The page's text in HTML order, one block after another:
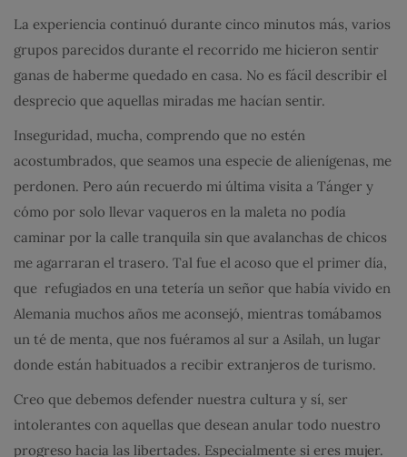
La experiencia continuó durante cinco minutos más, varios
grupos parecidos durante el recorrido me hicieron sentir
ganas de haberme quedado en casa. No es fácil describir el
desprecio que aquellas miradas me hacían sentir.
Inseguridad, mucha, comprendo que no estén
acostumbrados, que seamos una especie de alienígenas, me
perdonen. Pero aún recuerdo mi última visita a Tánger y
cómo por solo llevar vaqueros en la maleta no podía
caminar por la calle tranquila sin que avalanchas de chicos
me agarraran el trasero. Tal fue el acoso que el primer día,
que refugiados en una tetería un señor que había vivido en
Alemania muchos años me aconsejó, mientras tomábamos
un té de menta, que nos fuéramos al sur a Asilah, un lugar
donde están habituados a recibir extranjeros de turismo.
Creo que debemos defender nuestra cultura y sí, ser
intolerantes con aquellas que desean anular todo nuestro
progreso hacia las libertades. Especialmente si eres mujer.